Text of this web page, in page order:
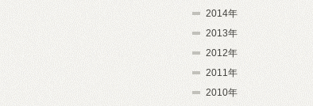
2014年
2013年
2012年
2011年
2010年